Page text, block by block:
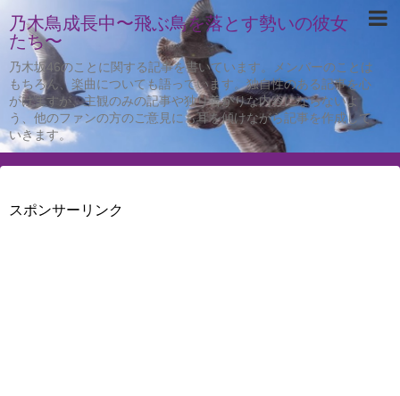
乃木鳥成長中〜飛ぶ鳥を落とす勢いの彼女
たち〜
乃木坂46のことに関する記事を書いています。メンバーのことは
もちろん、楽曲についても語っています。独自性のある記事を心
がけますが、主観のみの記事や独り善がりな内容にならないよ
う、他のファンの方のご意見にも耳を傾けながら記事を作成して
いきます。
スポンサーリンク